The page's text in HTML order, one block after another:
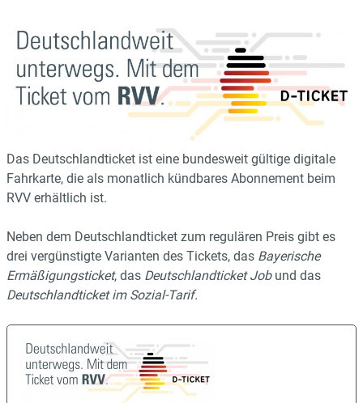
Das Deutschlandticket ist eine bundesweit gültige digitale
Fahrkarte, die als monatlich kündbares Abonnement beim
RVV erhältlich ist.
Neben dem Deutschlandticket zum regulären Preis gibt es
drei vergünstigte Varianten des Tickets, das Bayerische
Ermäßigungsticket, das Deutschlandticket Jobund das
Deutschlandticket im Sozial-Tarif.